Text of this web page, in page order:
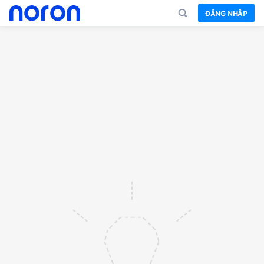
ĐĂNG NHẬP